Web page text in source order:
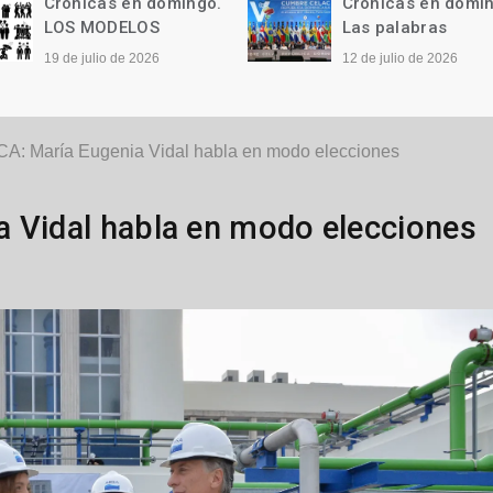
LOS MODELOS
19 de julio de 2026
Las palabras
12 de julio de 2026
María Eugenia Vidal habla en modo elecciones
Vidal habla en modo elecciones